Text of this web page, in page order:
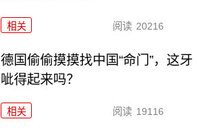
相关 阅读 20216
德国偷偷摸摸找中国“命门”，这牙
呲得起来吗？
相关 阅读 19116